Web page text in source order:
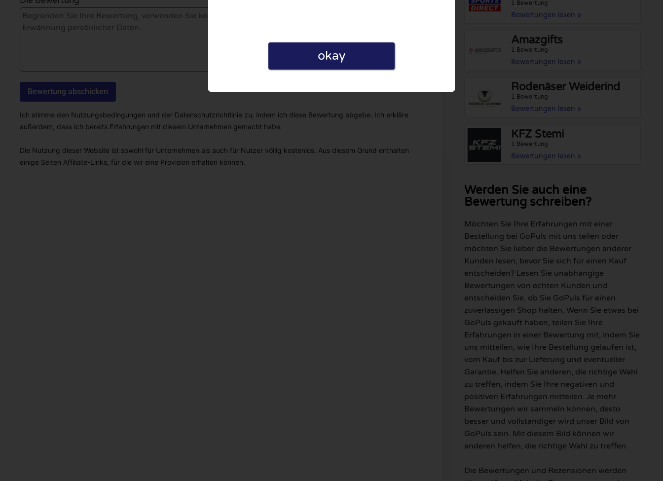
Ich stimme den Nutzungsbedingungen und der Datenschutzrichtlinie zu, indem ich diese Bewertung abgebe. Ich erkläre
außerdem, dass ich bereits Erfahrungen mit diesem Unternehmen gemacht habe.
Die Nutzung dieser Website ist sowohl für Unternehmen als auch für Nutzer völlig kostenlos. Aus diesem Grund enthalten
einige Seiten Affiliate-Links, für die wir eine Provision erhalten können.
1 Bewertung
Bewertungen lesen »
Amazgifts
1 Bewertung
Bewertungen lesen »
Rodenäser Weiderind
1 Bewertung
Bewertungen lesen »
KFZ Stemi
1 Bewertung
Bewertungen lesen »
Werden Sie auch eine
Bewertung schreiben?
Möchten Sie Ihre Erfahrungen mit einer
Bestellung bei GoPuls mit uns teilen oder
möchten Sie lieber die Bewertungen anderer
Kunden lesen, bevor Sie sich für einen Kauf
entscheiden? Lesen Sie unabhängige
Bewertungen von echten Kunden und
entscheiden Sie, ob Sie GoPuls für einen
zuverlässigen Shop halten. Wenn Sie etwas bei
GoPuls gekauft haben, teilen Sie Ihre
Erfahrungen in einer Bewertung mit, indem Sie
uns mitteilen, wie Ihre Bestellung gelaufen ist,
vom Kauf bis zur Lieferung und eventueller
Garantie. Helfen Sie anderen, die richtige Wahl
zu treffen, indem Sie Ihre negativen und
positiven Erfahrungen mitteilen. Je mehr
Bewertungen wir sammeln können, desto
besser und vollständiger wird unser Bild von
GoPuls sein. Mit diesem Bild können wir
anderen helfen, die richtige Wahl zu treffen.
Die Bewertungen und Rezensionen werden
okay